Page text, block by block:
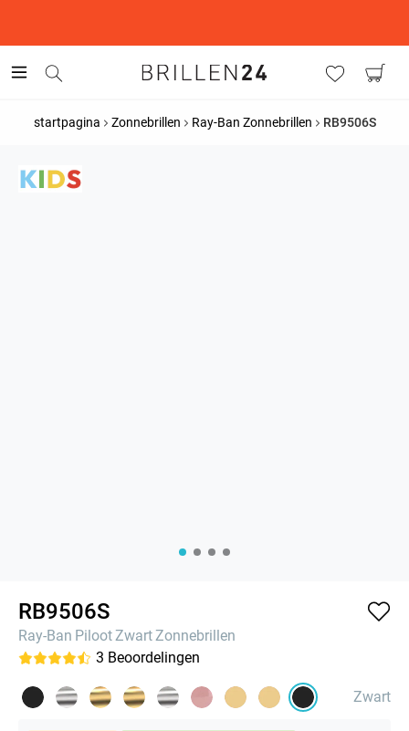
startpagina Zonnebrillen Ray-Ban Zonnebrillen RB9506S
RB9506S
Ray-Ban PilootZwartZonnebrillen
3 Beoordelingen
Zwart